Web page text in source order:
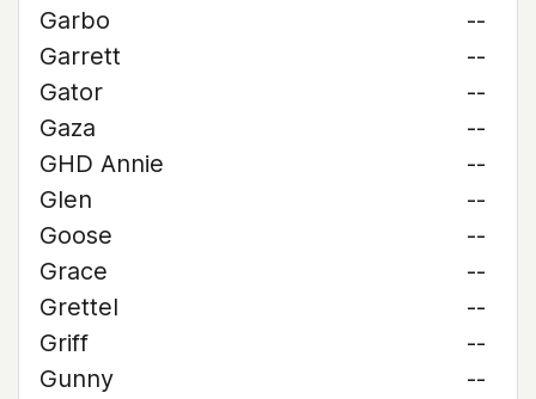
Garbo
--
Garrett
--
Gator
--
Gaza
--
GHD Annie
--
Glen
--
Goose
--
Grace
--
Grettel
--
Griff
--
Gunny
--